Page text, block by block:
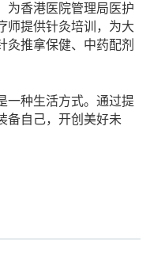
为香港医院管理局医护
师提供针灸培训，为大
灸推拿保健、中药配剂
一种生活方式。通过提
备自己，开创美好未